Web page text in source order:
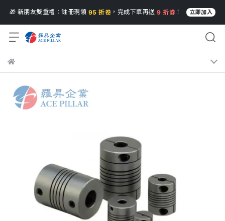
🎁 新朋友雙重禮：註冊現領 95 折卷 ，完成下單再送9 折券 ！ 立即加入